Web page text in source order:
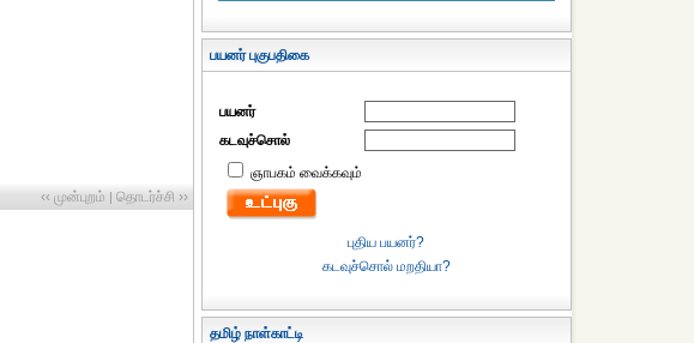
‹‹ முன்புறம் | தொடர்ச்சி ››
பயனர் புகுபதிகை
பயனர்
கடவுச்சொல்
ஞாபகம் வைக்கவும்
புதிய பயனர்?
கடவுச்சொல் மறதியா?
தமிழ் நாள்காட்டி